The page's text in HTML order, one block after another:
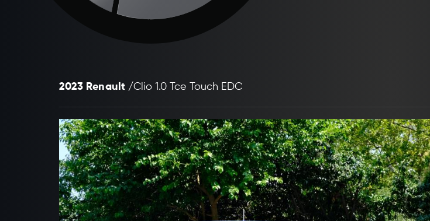
2023 Renault /Clio 1.0 Tce Touch EDC